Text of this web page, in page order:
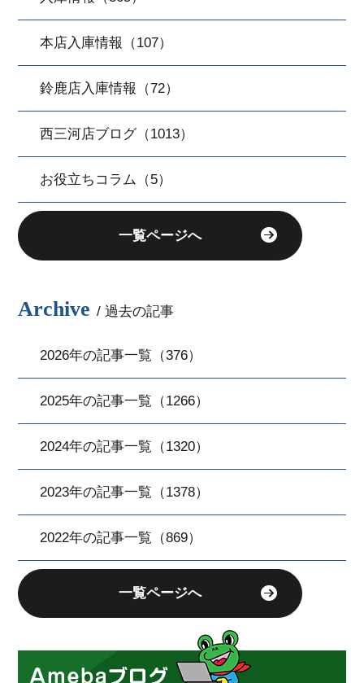
本店入庫情報（107）
鈴鹿店入庫情報（72）
西三河店ブログ（1013）
お役立ちコラム（5）
一覧ページへ
Archive / 過去の記事
2026年の記事一覧（376）
2025年の記事一覧（1266）
2024年の記事一覧（1320）
2023年の記事一覧（1378）
2022年の記事一覧（869）
一覧ページへ